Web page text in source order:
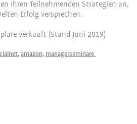
Ihren Teilnehmenden Strategien an,
Erfolg versprechen.
verkauft (Stand Juni 2019)
, amazon, managerseminare